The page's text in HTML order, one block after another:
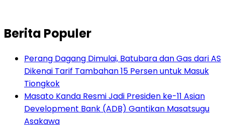
Berita Populer
Perang Dagang Dimulai, Batubara dan Gas dari AS
Dikenai Tarif Tambahan 15 Persen untuk Masuk
Tiongkok
Masato Kanda Resmi Jadi Presiden ke-11 Asian
Development Bank (ADB) Gantikan Masatsugu
Asakawa